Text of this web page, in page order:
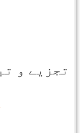
تجزیے و